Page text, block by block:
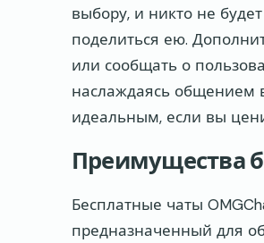
выбору, и никто не
поделиться ею.
или сообщать о
наслаждаясь общением
идеальным, если вы
Преимущества
Бесплатные чаты
предназначенный для